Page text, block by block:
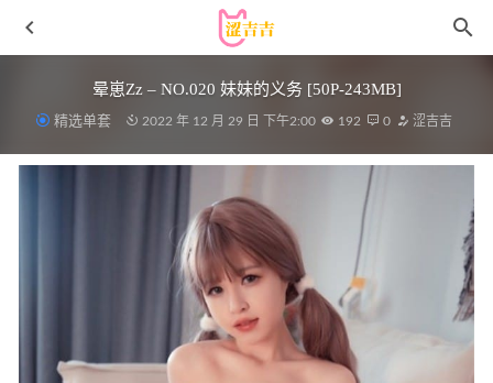
晕崽Zz – NO.020 妹妹的义务 [50P-243MB]
精选单套 2022 年 12 月 29 日 下午2:00 192 0 涩吉吉
秀人网 – 2021.02.20 VOL.3113 葛征 净高184cm[52+1P544M]
[Xiuren秀人网]2023.10.19 NO.7537 Carol周妍希